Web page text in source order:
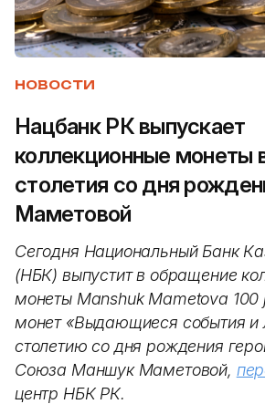
НОВОСТИ
Нацбанк РК выпускает
коллекционные монеты
столетия со дня
Маметовой
Сегодня Национальный Банк
(НБК) выпустит в обращение
монеты Manshuk Mametova 100
монет «Выдающиеся события и
столетию со дня рождения
Союза Маншук Маметовой,
центр НБК РК.